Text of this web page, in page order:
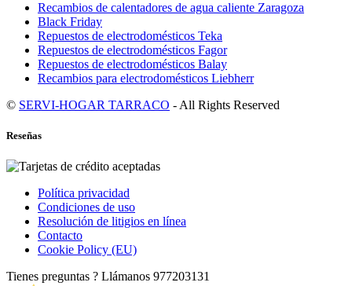
Recambios de calentadores de agua caliente Zaragoza
Black Friday
Repuestos de electrodomésticos Teka
Repuestos de electrodomésticos Fagor
Repuestos de electrodomésticos Balay
Recambios para electrodomésticos Liebherr
© SERVI-HOGAR TARRACO - All Rights Reserved
Reseñas
Política privacidad
Condiciones de uso
Resolución de litigios en línea
Contacto
Cookie Policy (EU)
Tienes preguntas ? Llámanos 977203131